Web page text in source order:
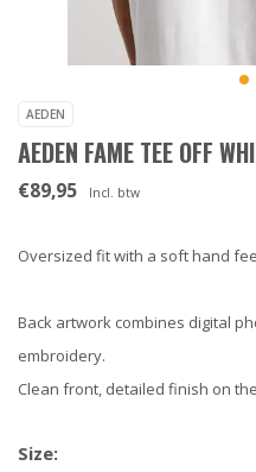
AEDEN
AEDEN FAME TEE OFF
€89,95 Incl. btw
Oversized fit with a soft hand
Back artwork combines digital
embroidery.
Clean front, detailed finish on
Size: